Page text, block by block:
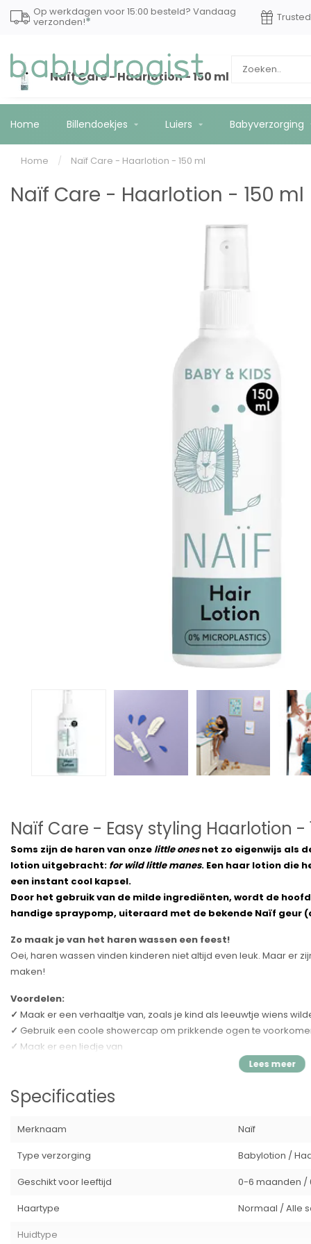
Op werkdagen voor 15:00 besteld? Vandaag
verzonden!*
Home Billendoekjes Luiers Babyverzorging
Home / Naïf Care - Haarlotion - 150 ml
Naïf Care - Haarlotion - 150 ml
Naïf Care - Haarlotion - 150 ml
Naïf Care - Easy styling Haarlotion -
Soms zijn de haren van onze little onesnet zo eigenwijs als
lotion uitgebracht: for wild little manes. Een haar lotion die
een instant cool kapsel.
Door het gebruik van de milde ingrediënten, wordt de
handige spraypomp, uiteraard met de bekende Naïf geur
Zo maak je van het haren wassen een feest!
Oei, haren wassen vinden kinderen niet altijd even leuk. Maar er
maken!
Voordelen:
✓ Maak er een verhaaltje van, zoals je kind als leeuwtje wiens
✓ Gebruik een coole showercap om prikkende ogen te
✓ Maak er een liedje van
Laat je kind ‘t zelf doen – maak gekke kapsels en trek gekke
Ingrediënten
(Katoenzaad) Extract, Caprylyl Glycol, Phenylpropanol, Inulin,
Sodium Hydroxide (zout)
Specificatie's:
Specificaties
Merknaam
Naïf
Type verzorging
Babylotion /
Geschikt voor leeftijd
0-6 maanden /
Haartype
Normaal / Alle
Huidtype